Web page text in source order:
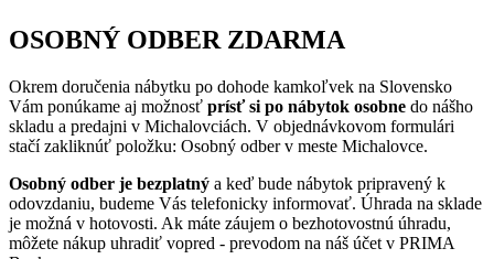
OSOBNÝ ODBER ZDARMA
Okrem doručenia nábytku po dohode kamkoľvek na Slovensko
Vám ponúkame aj možnosť prísť si po nábytok osobne do nášho
skladu a predajni v Michalovciách. V objednávkovom formulári
stačí zakliknúť položku: Osobný odber v meste Michalovce.
Osobný odber je bezplatný a keď bude nábytok pripravený k
odovzdaniu, budeme Vás telefonicky informovať. Úhrada na sklade
je možná v hotovosti. Ak máte záujem o bezhotovostnú úhradu,
môžete nákup uhradiť vopred - prevodom na náš účet v PRIMA